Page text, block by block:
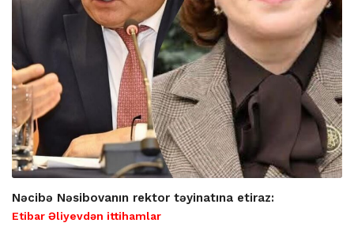
Nəcibə Nəsibovanın rektor təyinatına etiraz:
Etibar Əliyevdən ittihamlar